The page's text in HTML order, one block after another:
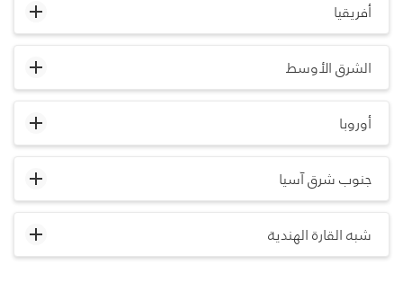
أفريقيا
الشرق الأوسط
أوروبا
جنوب شرق آسيا
شبه القارة الهندية